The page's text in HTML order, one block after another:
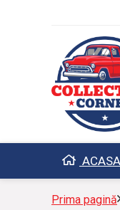
ACASA
Prima pagină